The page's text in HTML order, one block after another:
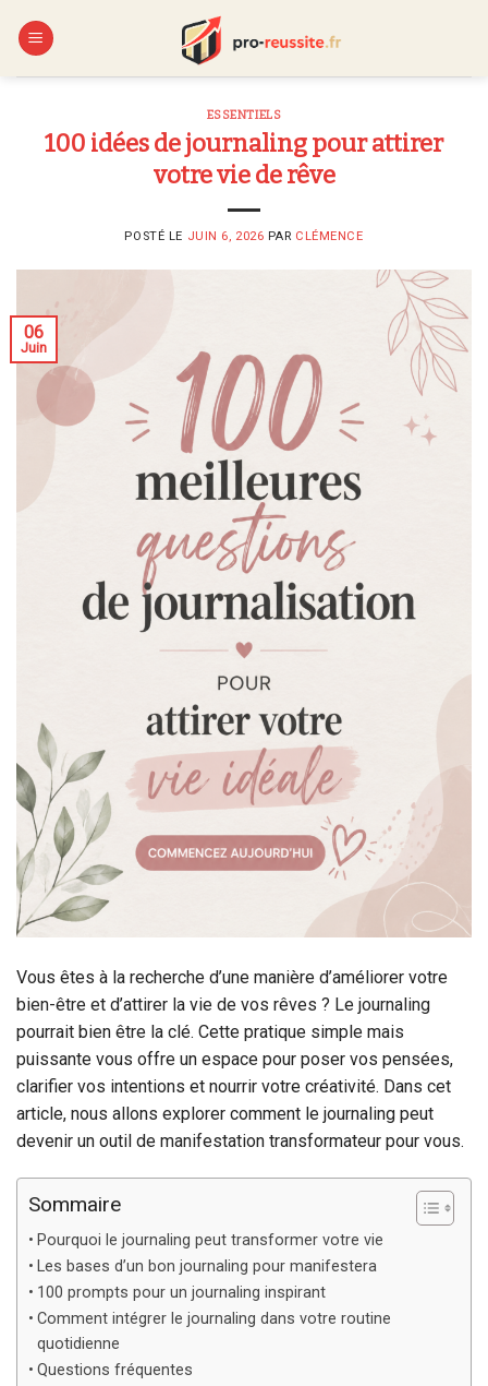
ESSENTIELS
100 idées de journaling pour attirer
votre vie de rêve
POSTÉ LE JUIN 6, 2026 PAR CLÉMENCE
06
Juin
Vous êtes à la recherche d’une manière d’améliorer votre
bien-être et d’attirer la vie de vos rêves ? Le journaling
pourrait bien être la clé. Cette pratique simple mais
puissante vous offre un espace pour poser vos pensées,
clarifier vos intentions et nourrir votre créativité. Dans cet
article, nous allons explorer comment le journaling peut
devenir un outil de manifestation transformateur pour vous.
Sommaire
Pourquoi le journaling peut transformer votre vie
Les bases d’un bon journaling pour manifestera
100 prompts pour un journaling inspirant
Comment intégrer le journaling dans votre routine
quotidienne
Questions fréquentes